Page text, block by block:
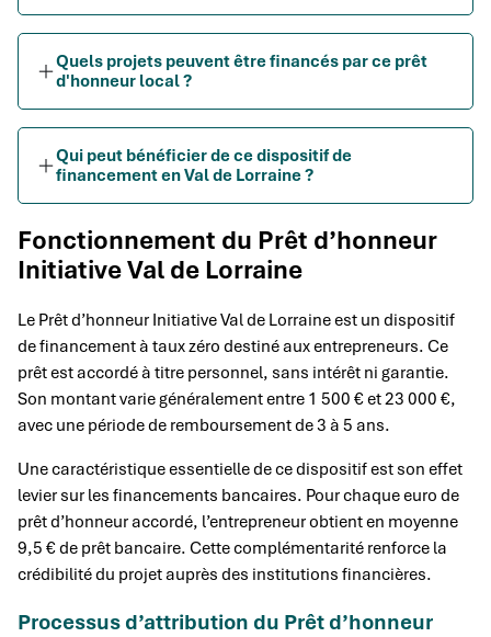
Quels projets peuvent être financés par ce prêt
d'honneur local ?
Qui peut bénéficier de ce dispositif de
financement en Val de Lorraine ?
Fonctionnement du Prêt d’honneur
Initiative Val de Lorraine
Le Prêt d’honneur Initiative Val de Lorraine est un dispositif
de financement à taux zéro destiné aux entrepreneurs. Ce
prêt est accordé à titre personnel, sans intérêt ni garantie.
Son montant varie généralement entre 1 500 € et 23 000 €,
avec une période de remboursement de 3 à 5 ans.
Une caractéristique essentielle de ce dispositif est son effet
levier sur les financements bancaires. Pour chaque euro de
prêt d’honneur accordé, l’entrepreneur obtient en moyenne
9,5 € de prêt bancaire. Cette complémentarité renforce la
crédibilité du projet auprès des institutions financières.
Processus d’attribution du Prêt d’honneur